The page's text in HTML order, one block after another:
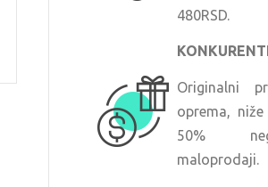
480RSD.
Originalni
oprema,
50%
maloprodaji.